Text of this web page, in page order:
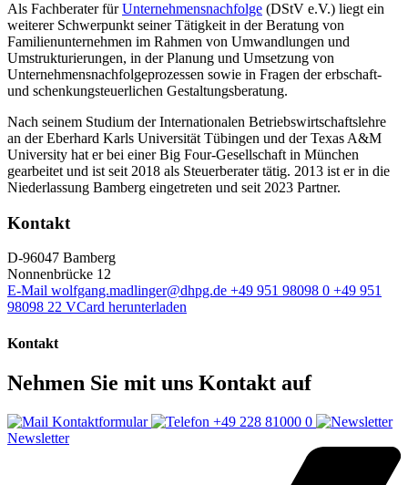
Als Fachberater fürUnternehmensnachfolge (DStV e.V.) liegt ein
weiterer Schwerpunkt seiner Tätigkeit in der Beratung von
Familienunternehmen im Rahmen von Umwandlungen und
Umstrukturierungen, in der Planung und Umsetzung von
Unternehmensnachfolgeprozessen sowie in Fragen der erbschaft-
und schenkungsteuerlichen Gestaltungsberatung.
Nach seinem Studium der Internationalen Betriebswirtschaftslehre
an der Eberhard Karls Universität Tübingen und der Texas A&M
University hat er bei einer Big Four-Gesellschaft in München
gearbeitet und ist seit 2018 als Steuerberater tätig. 2013 ist er in die
Niederlassung Bamberg eingetreten und seit 2023 Partner.
Kontakt
D-96047 Bamberg
Nonnenbrücke 12
E-Mail wolfgang.madlinger@dhpg.de +49 951 98098 0 +49 951
98098 22 VCard herunterladen
Kontakt
Nehmen Sie mit uns Kontakt auf
Kontaktformular
+49 228 81000 0
Newsletter